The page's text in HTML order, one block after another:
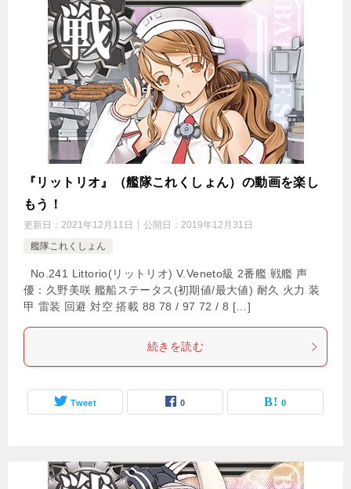
『リットリオ』（艦隊これくしょん）の動画を楽し
もう！
更新日： 2021年12月11日 公開日： 2019年12月31日
艦隊これくしょん
No.241 Littorio(リットリオ) V.Veneto級 2番艦 戦艦 声
優：久野美咲 艦船ステータス(初期値/最大値) 耐久 火力 装
甲 雷装 回避 対空 搭載 88 78 / 97 72 / 8 […]
続きを読む
Tweet 0 0